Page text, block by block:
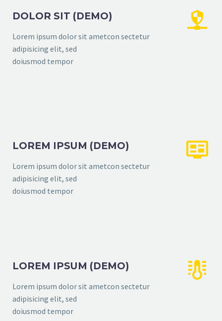
DOLOR SIT (DEMO)
Lorem ipsum dolor sit ametcon sectetur
adipisicing elit, sed
doiusmod tempor


LOREM IPSUM (DEMO)
Lorem ipsum dolor sit ametcon sectetur
adipisicing elit, sed
doiusmod tempor


LOREM IPSUM (DEMO)
Lorem ipsum dolor sit ametcon sectetur
adipisicing elit, sed
doiusmod tempor

